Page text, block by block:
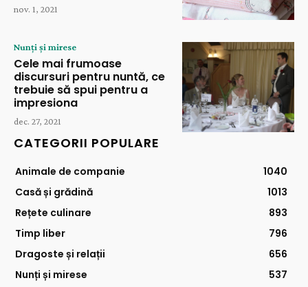
nov. 1, 2021
Nunți și mirese
Cele mai frumoase
discursuri pentru nuntă, ce
trebuie să spui pentru a
impresiona
dec. 27, 2021
CATEGORII POPULARE
Animale de companie
1040
Casă și grădină
1013
Rețete culinare
893
Timp liber
796
Dragoste și relații
656
Nunți și mirese
537